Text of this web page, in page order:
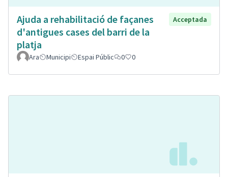
Ajuda a rehabilitació de façanes
d'antigues cases del barri de la
platja
Acceptada
Ara Municipi Espai Públic 0 0